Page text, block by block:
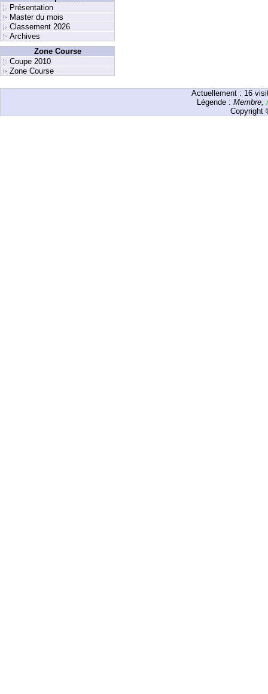
Présentation
Master du mois
Classement 2026
Archives
Zone Course
Coupe 2010
Zone Course
Actuellement : 16
Légende : Membre,
Copyright